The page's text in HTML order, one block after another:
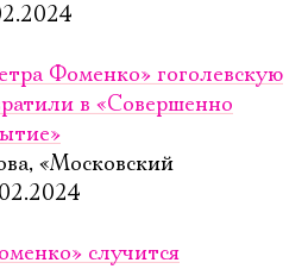
Фоменко» гоголевскую
в «Совершенно
«Московский
случится